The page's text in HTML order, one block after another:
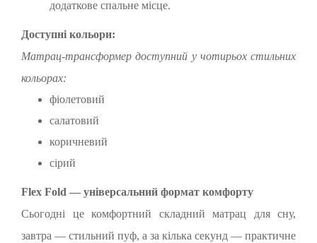
додаткове спальне місце.
Доступні кольори:
Матрац-трансформер доступний у чотирьох стильних
кольорах:
фіолетовий
салатовий
коричневий
сірий
Flex Fold — універсальний формат комфорту
Сьогодні це комфортний складний матрац для сну,
завтра — стильний пуф, а за кілька секунд — практичне